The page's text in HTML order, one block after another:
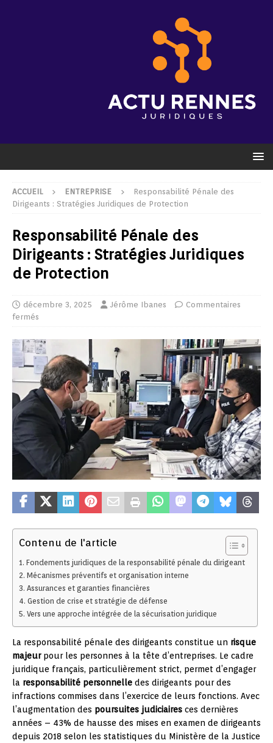
ACCUEIL ENTREPRISE
Responsabilité Pénale des
Dirigeants : Stratégies Juridiques de Protection
Responsabilité Pénale des
Dirigeants : Stratégies Juridiques
de Protection
décembre 3, 2025 Jérôme Ibanes
Commentaires
fermés
Contenu de l'article
Fondements juridiques de la responsabilité pénale du dirigeant
Mécanismes préventifs et organisation interne
Assurances et garanties financières
Gestion de crise et stratégie de défense
Vers une approche intégrée de la sécurisation juridique
La responsabilité pénale des dirigeants constitue un risque
majeurpour les personnes à la tête d’entreprises. Le cadre
juridique français, particulièrement strict, permet d’engager
la responsabilité personnelle des dirigeants pour des
infractions commises dans l’exercice de leurs fonctions. Avec
l’augmentation des poursuites judiciaires ces dernières
années – 43% de hausse des mises en examen de dirigeants
depuis 2018 selon les statistiques du Ministère de la Justice